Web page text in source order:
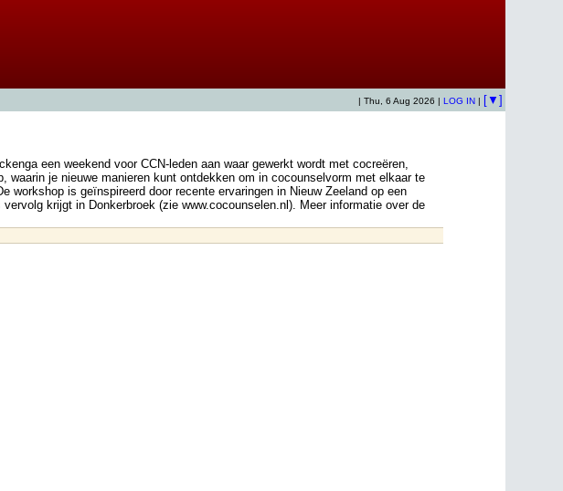
| Thu, 6 Aug 2026 | LOG IN | [▼]
een weekend voor CCN-leden aan waar gewerkt wordt met cocreëren,
je nieuwe manieren kunt ontdekken om in cocounselvorm met elkaar te
workshop is geïnspireerd door recente ervaringen in Nieuw Zeeland op een
krijgt in Donkerbroek (zie www.cocounselen.nl). Meer informatie over de